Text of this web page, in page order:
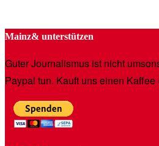
Mainz& unterstützen
Guter Journalismus ist nicht
Paypal tun. Kauft uns einen